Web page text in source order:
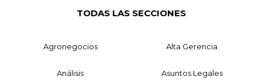
TODAS LAS SECCIONES
Agronegocios Alta Gerencia
Análisis Asuntos Legales